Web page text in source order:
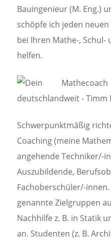
Bauingenieur (M. Eng.)
schöpfe ich jeden
bei Ihren Mathe-,
helfen.
Schwerpunktmäßig
Coaching (meine
angehende Techniker/-
Auszubildende,
Fachoberschüler/-
genannte Zielgruppen
Nachhilfe z. B. in Statik
an. Studenten (z. B.